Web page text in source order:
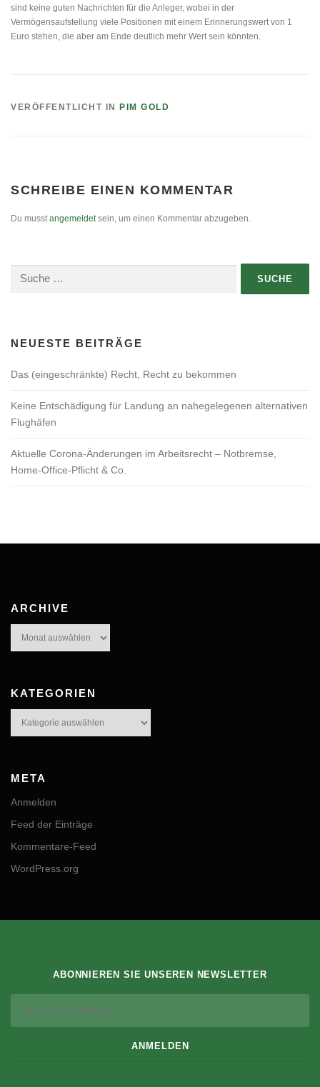
sind keine guten Nachrichten für die Anleger, wobei in der
Vermögensaufstellung viele Positionen mit einem Erinnerungswert von 1
Euro stehen, die aber am Ende deutlich mehr Wert sein könnten.
VERÖFFENTLICHT IN PIM GOLD
SCHREIBE EINEN KOMMENTAR
Du musstangemeldetsein, um einen Kommentar abzugeben.
nach:
NEUESTE BEITRÄGE
Das (eingeschränkte) Recht, Recht zu bekommen
Keine Entschädigung für Landung an nahegelegenen alternativen
Flughäfen
Aktuelle Corona-Änderungen im Arbeitsrecht – Notbremse,
Home-Office-Pflicht & Co.
ARCHIVE
KATEGORIEN
META
Anmelden
Feed der Einträge
Kommentare-Feed
WordPress.org
ABONNIEREN SIE UNSEREN NEWSLETTER